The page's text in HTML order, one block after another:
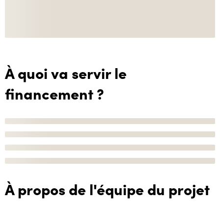
À quoi va servir le
financement ?
À propos de l'équipe du projet